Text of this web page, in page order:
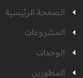
الصفحة الرئيسية
المشروعات
الوحدات
المطورين